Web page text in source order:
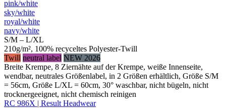
pink/​white
sky/​white
royal/​white
navy/​white
S/M – L/XL
210g/m², 100% recyceltes Polyester-Twill
Twill neutral label NEW 2026
Breite Krempe, 8 Ziernähte auf der Krempe, weiße Innenseite,
wendbar, neutrales Größenlabel, in 2 Größen erhältlich, Größe S/M
= 56cm, Größe L/XL = 60cm, 30° waschbar, nicht bügeln, nicht
trocknergeeignet, nicht chemisch reinigen
RC 986X | Result Headwear